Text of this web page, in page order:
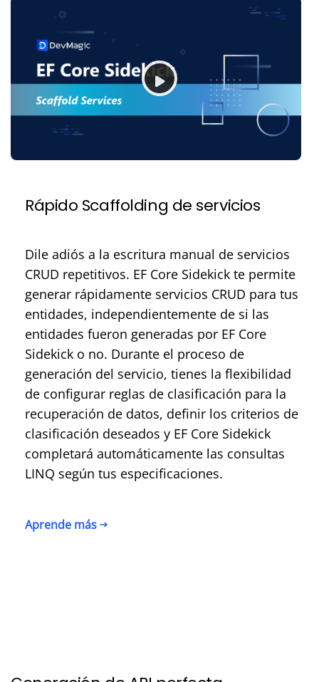
Rápido Scaffolding de servicios
Dile adiós a la escritura manual de servicios
CRUD repetitivos. EF Core Sidekick te permite
generar rápidamente servicios CRUD para tus
entidades, independientemente de si las
entidades fueron generadas por EF Core
Sidekick o no. Durante el proceso de
generación del servicio, tienes la flexibilidad
de configurar reglas de clasificación para la
recuperación de datos, definir los criterios de
clasificación deseados y EF Core Sidekick
completará automáticamente las consultas
LINQ según tus especificaciones.
Aprende más